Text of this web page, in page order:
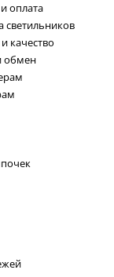
оплата
светильников
качество
обмен